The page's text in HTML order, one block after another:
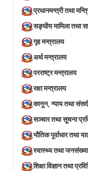
प्रधानमन्त्री तथा
सङ्घीय मामिला तथा
गृह मन्त्रालय
अर्थ मन्त्रालय
परराष्ट्र मन्त्रालय
रक्षा मन्त्रालय
कानून, न्याय तथा
सञ्‍चार तथा सूचना
भौतिक पूर्वाधार तथा
स्वास्थ्य तथा
शिक्षा विज्ञान तथा